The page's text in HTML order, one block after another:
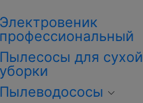
Электровеник
профессиональный
Пылесосы для сухой
уборки
Пылеводососы